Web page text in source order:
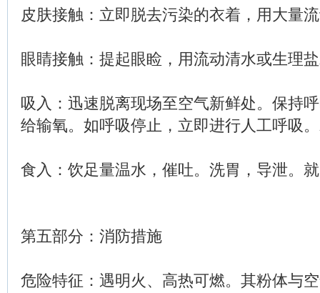
皮肤接触：立即脱去污染的衣着，用大量
眼睛接触：提起眼睑，用流动清水或生理
吸入：迅速脱离现场至空气新鲜处。保持
给输氧。如呼吸停止，立即进行人工呼吸
食入：饮足量温水，催吐。洗胃，导泄。
第五部分：消防措施
危险特征：遇明火、高热可燃。其粉体与